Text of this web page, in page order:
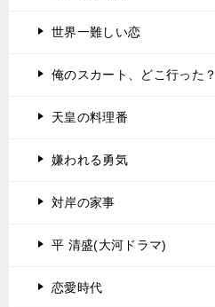
世界一難しい恋
俺のスカート、どこ行った？
天皇の料理番
嫌われる勇気
対岸の家事
平 清盛(大河ドラマ)
恋愛時代